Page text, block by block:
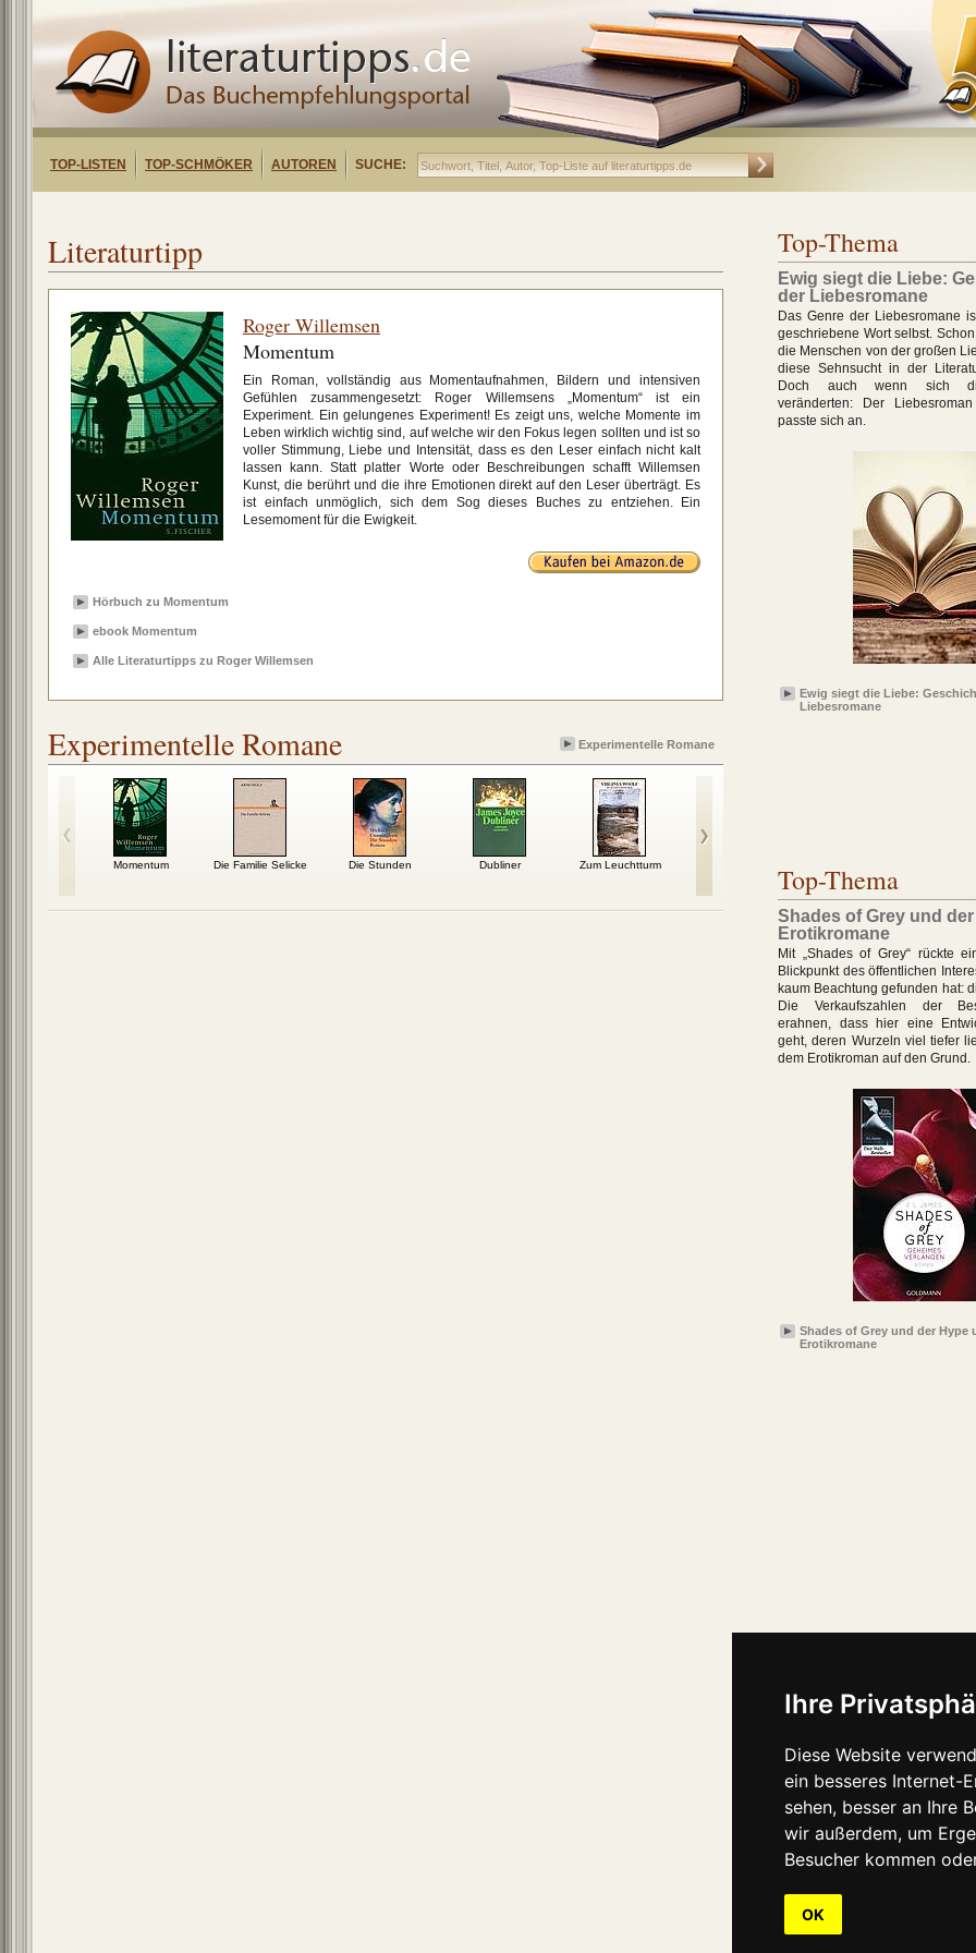
Ihre
Diese Website
ein besseres Internet-
sehen, besser an Ihre
wir außerdem, um
Besucher kommen
OK
TOP-LISTEN TOP-SCHMÖKER AUTOREN SUCHE:
Literaturtipp
Roger Willemsen
Momentum
Ein Roman, vollständig aus Momentaufnahmen, Bildern und intensiven
Gefühlen zusammengesetzt: Roger Willemsens „Momentum“ ist ein
Experiment. Ein gelungenes Experiment! Es zeigt uns, welche Momente im
Leben wirklich wichtig sind, auf welche wir den Fokus legen sollten und ist so
voller Stimmung, Liebe und Intensität, dass es den Leser einfach nicht kalt
lassen kann. Statt platter Worte oder Beschreibungen schafft Willemsen
Kunst, die berührt und die ihre Emotionen direkt auf den Leser überträgt. Es
ist einfach unmöglich, sich dem Sog dieses Buches zu entziehen. Ein
Lesemoment für die Ewigkeit.
Hörbuch zu Momentum
ebook Momentum
Alle Literaturtipps zu Roger Willemsen
Experimentelle Romane Experimentelle Romane
Momentum Die Familie Selicke Die Stunden Dubliner Zum Leuchtturm
Top-Thema
Ewig siegt die Liebe:
der Liebesromane
Das Genre der Liebesromane
geschriebene Wort selbst.
die Menschen von der großen
diese Sehnsucht in der
Doch auch wenn sich
veränderten: Der
passte sich an.
Ewig siegt die Liebe:
Liebesromane
Top-Thema
Shades of Grey und
Erotikromane
Mit „Shades of Grey“ rückte
Blickpunkt des öffentlichen
kaum Beachtung gefunden hat:
Die Verkaufszahlen der
erahnen, dass hier eine
geht, deren Wurzeln viel tiefer
dem Erotikroman auf den Grund.
Shades of Grey und der Hype
Erotikromane